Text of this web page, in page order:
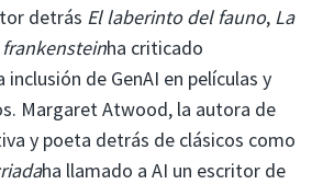
detrás El laberinto del fauno, La
frankensteinha criticado
de GenAI en películas y
Margaret Atwood, la autora de
y poeta detrás de clásicos como
ha llamado a AI un escritor de